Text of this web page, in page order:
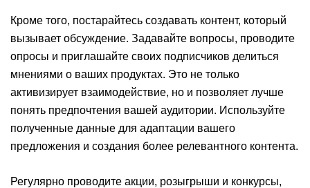
Кроме того, постарайтесь создавать контент, который
вызывает обсуждение. Задавайте вопросы, проводите
опросы и приглашайте своих подписчиков делиться
мнениями о ваших продуктах. Это не только
активизирует взаимодействие, но и позволяет лучше
понять предпочтения вашей аудитории. Используйте
полученные данные для адаптации вашего
предложения и создания более релевантного контента.
Регулярно проводите акции, розыгрыши и конкурсы,